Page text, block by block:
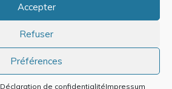
Accepter
Refuser
Préférences
Déclaration de confidentialitéImpressum
Politique de cookies (EU)